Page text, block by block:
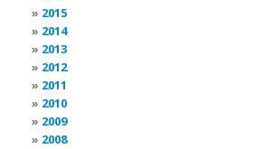
2015
2014
2013
2012
2011
2010
2009
2008